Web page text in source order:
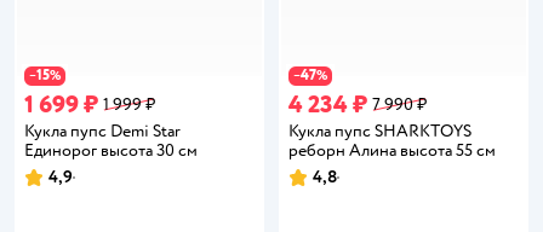
−15%
1 699 ₽ 1 999 ₽
Кукла пупс Demi Star
Единорог высота 30 см
Рейтинг:
4,9
−47%
4 234 ₽ 7 990 ₽
Кукла пупс SHARKTOYS
реборн Алина высота 55 см
Рейтинг:
4,8